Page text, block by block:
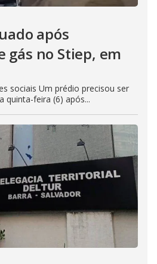
após
gás no Stiep, em
sociais Um prédio precisou ser
quinta-feira (6) após...